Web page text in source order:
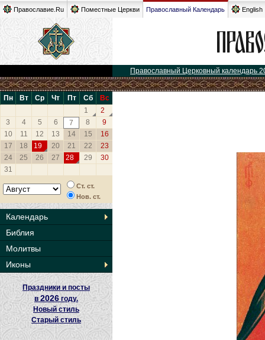
Православие.Ru Поместные Церкви Православный Календарь English
Православный Церковный календарь
Пн Вт Ср Чт Пт Сб
Вс
1
2
3
4 5 6 7 8
9
10
11 12 13 14 15
16
17
18 19 20 21 22
23
24
25 26 27 28 29
30
31
Ст. ст.
Нов. ст.
Календарь
Библия
Молитвы
Иконы
Праздники и посты
в2026 году.
Новый стиль
Старый стиль